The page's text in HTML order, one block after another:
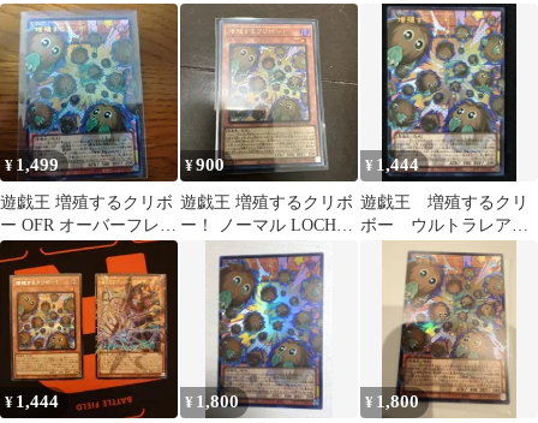
ム
¥ 1,499
遊戯王 増殖するクリボ
ー OFR オーバーフレー
ム オバフレ
¥900
遊戯王 増殖するクリボ
ー！ ノーマル LOCH-
¥ 1,444
遊戯王 増殖するクリ
ボー ウルトラレア
オーバーフレーム
¥ 1,444 ¥ 1,800 ¥ 1,800